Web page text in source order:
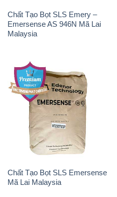
Chất Tạo Bọt SLS Emery –
Emersense AS 946N Mã Lai
Malaysia
Chất Tạo Bọt SLS Emersense
Mã Lai Malaysia